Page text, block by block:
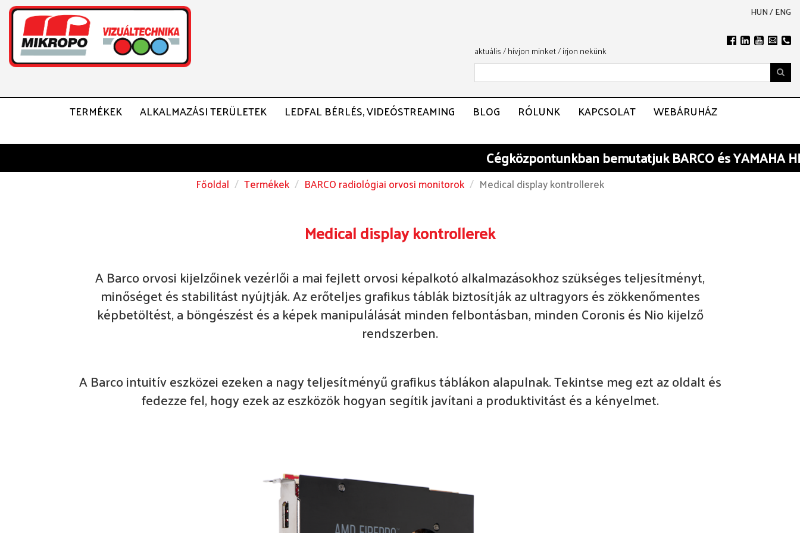
HUN/ENG
aktuális/hívjon minket/írjon nekünk
TERMÉKEK ALKALMAZÁSI TERÜLETEK LEDFAL BÉRLÉS, VIDEÓSTREAMING BLOG RÓLUNK KAPCSOLAT WEBÁRUHÁZ
Cégközpontunkbanbemutatjuk BARCO és YAMAHA
Főoldal Termékek BARCO radiológiai orvosi monitorok Medical display kontrollerek
Medical display kontrollerek
A Barco orvosi kijelzőinek vezérlői a mai fejlett orvosi képalkotó alkalmazásokhoz szükséges teljesítményt,
minőséget és stabilitást nyújtják. Az erőteljes grafikus táblák biztosítják az ultragyors és zökkenőmentes
képbetöltést, a böngészést és a képek manipulálását minden felbontásban, minden Coronis és Nio kijelző
rendszerben.
A Barco intuitív eszközei ezeken a nagy teljesítményű grafikus táblákon alapulnak. Tekintse meg ezt az oldalt és
fedezze fel, hogy ezek az eszközök hogyan segítik javítani a produktivitást és a kényelmet.